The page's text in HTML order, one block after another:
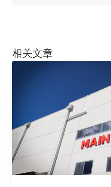
相关文章